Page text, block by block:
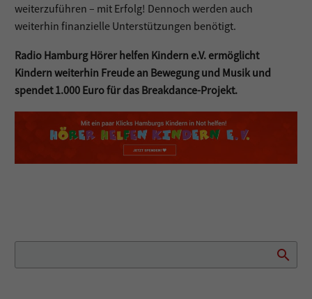
weiterzuführen – mit Erfolg! Dennoch werden auch
weiterhin finanzielle Unterstützungen benötigt.
Radio Hamburg Hörer helfen Kindern e.V. ermöglicht
Kindern weiterhin Freude an Bewegung und Musik und
spendet 1.000 Euro für das Breakdance-Projekt.